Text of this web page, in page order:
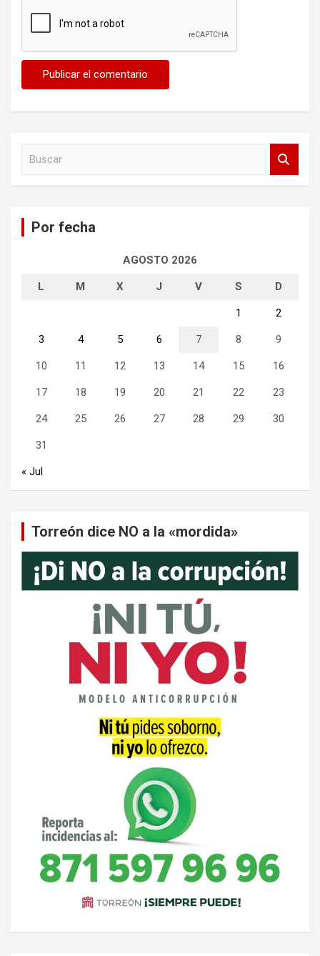
Por fecha
AGOSTO 2026
L M X J V S D
1 2
3 4 5 6 7 8 9
10 11 12 13 14 15 16
17 18 19 20 21 22 23
24 25 26 27 28 29 30
31
« Jul
Torreón dice NO a la «mordida»